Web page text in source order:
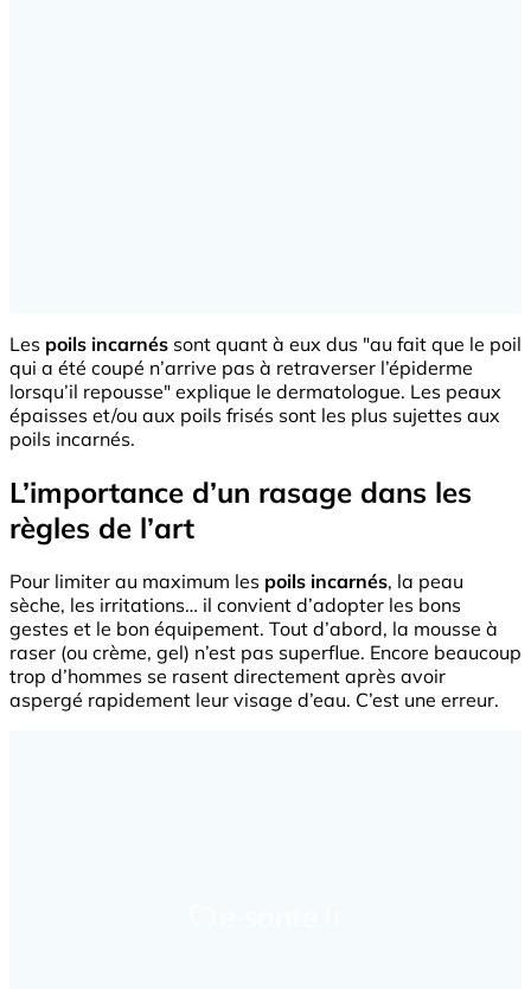
Les poils incarnés sont quant à eux dus "au fait que le poil
qui a été coupé n’arrive pas à retraverser l’épiderme
lorsqu’il repousse" explique le dermatologue. Les peaux
épaisses et/ou aux poils frisés sont les plus sujettes aux
poils incarnés.
L’importance d’un rasage dans les
règles de l’art
Pour limiter au maximum les poils incarnés, la peau
sèche, les irritations… il convient d’adopter les bons
gestes et le bon équipement. Tout d’abord, la mousse à
raser (ou crème, gel) n’est pas superflue. Encore beaucoup
trop d’hommes se rasent directement après avoir
aspergé rapidement leur visage d’eau. C’est une erreur.